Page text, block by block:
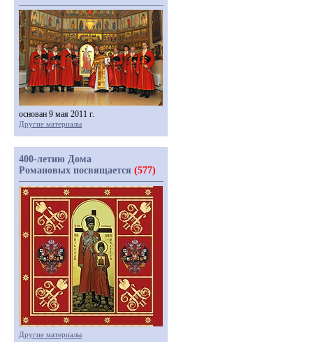
основан 9 мая 2011 г.
Другие материалы
400-летию Дома
Романовых посвящается (577)
Другие материалы